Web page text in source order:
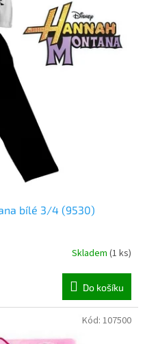
bílé 3/4 (9530)
Skladem (1 ks)
Do košíku
Kód: 107500